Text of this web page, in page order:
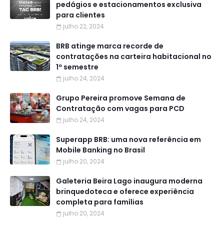
pedágios e estacionamentos exclusiva
para clientes
julho 22, 2024
BRB atinge marca recorde de
contratações na carteira habitacional no
1º semestre
julho 24, 2024
Grupo Pereira promove Semana de
Contratação com vagas para PCD
julho 24, 2024
Superapp BRB: uma nova referência em
Mobile Banking no Brasil
julho 20, 2024
Galeteria Beira Lago inaugura moderna
brinquedoteca e oferece experiência
completa para famílias
julho 20, 2024